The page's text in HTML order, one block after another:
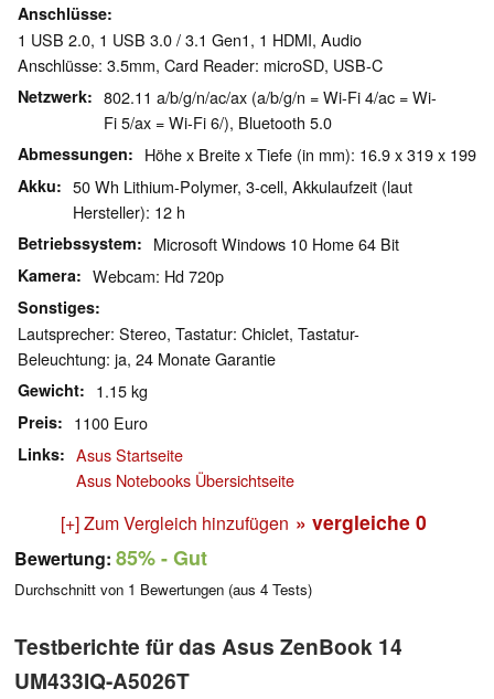
Anschlüsse
1 USB 2.0, 1 USB 3.0 / 3.1 Gen1, 1 HDMI, Audio
Anschlüsse: 3.5mm, Card Reader: microSD, USB-C
Netzwerk
802.11 a/b/g/n/ac/ax (a/b/g/n = Wi-Fi 4/ac = Wi-
Fi 5/ax = Wi-Fi 6/), Bluetooth 5.0
Abmessungen Höhe x Breite x Tiefe (in mm): 16.9 x 319 x 199
Akku
50 Wh Lithium-Polymer, 3-cell, Akkulaufzeit (laut
Hersteller): 12 h
Betriebssystem Microsoft Windows 10 Home 64 Bit
Kamera Webcam: Hd 720p
Sonstiges
Lautsprecher: Stereo, Tastatur: Chiclet, Tastatur-
Beleuchtung: ja, 24 Monate Garantie
Gewicht 1.15 kg
Preis 1100 Euro
Links
Asus Startseite
Asus Notebooks Übersichtseite
[+] Zum Vergleich hinzufügen » vergleiche 0
Bewertung: 85%- Gut
Durchschnitt von 1 Bewertungen (aus 4 Tests)
Testberichte für das Asus ZenBook 14
UM433IQ-A5026T